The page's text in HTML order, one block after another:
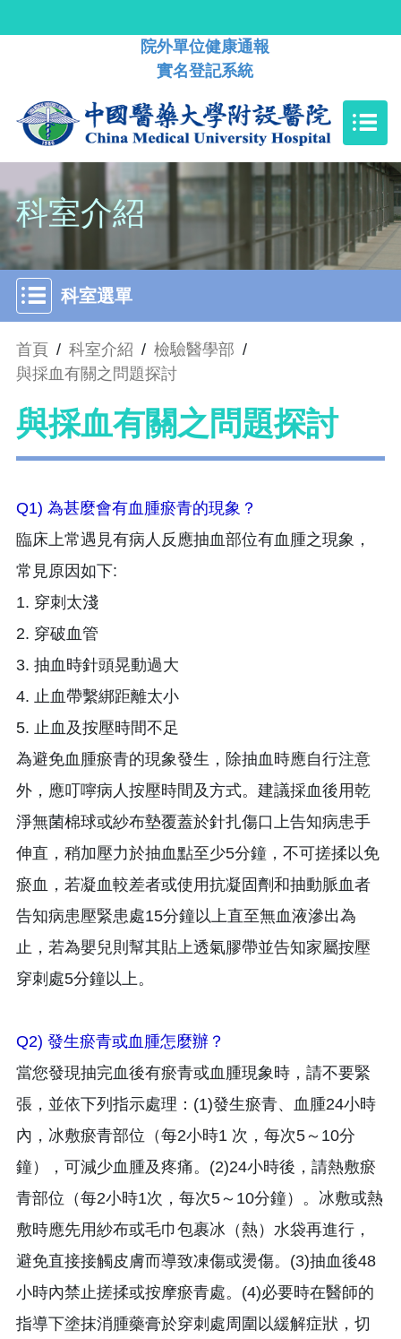
院外單位健康通報
實名登記系統
科室介紹
科室選單
首頁 / 科室介紹 / 檢驗醫學部 /
與採血有關之問題探討
與採血有關之問題探討
Q1) 為甚麼會有血腫瘀青的現象？
臨床上常遇見有病人反應抽血部位有血腫之現象，
常見原因如下:
1. 穿刺太淺
2. 穿破血管
3. 抽血時針頭晃動過大
4. 止血帶繫綁距離太小
5. 止血及按壓時間不足
為避免血腫瘀青的現象發生，除抽血時應自行注意
外，應叮嚀病人按壓時間及方式。建議採血後用乾
淨無菌棉球或紗布墊覆蓋於針扎傷口上告知病患手
伸直，稍加壓力於抽血點至少5分鐘，不可搓揉以免
瘀血，若凝血較差者或使用抗凝固劑和抽動脈血者
告知病患壓緊患處15分鐘以上直至無血液滲出為
止，若為嬰兒則幫其貼上透氣膠帶並告知家屬按壓
穿刺處5分鐘以上。
Q2) 發生瘀青或血腫怎麼辦？
當您發現抽完血後有瘀青或血腫現象時，請不要緊
張，並依下列指示處理：(1)發生瘀青、血腫24小時
內，冰敷瘀青部位（每2小時1 次，每次5～10分
鐘），可減少血腫及疼痛。(2)24小時後，請熱敷瘀
青部位（每2小時1次，每次5～10分鐘）。冰敷或熱
敷時應先用紗布或毛巾包裹冰（熱）水袋再進行，
避免直接接觸皮膚而導致凍傷或燙傷。(3)抽血後48
小時內禁止搓揉或按摩瘀青處。(4)必要時在醫師的
指導下塗抹消腫藥膏於穿刺處周圍以緩解症狀，切